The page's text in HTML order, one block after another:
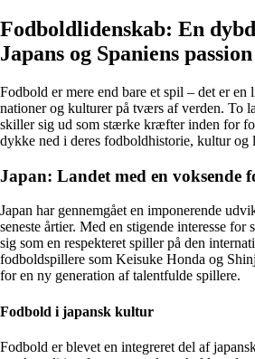
Fodboldlidenskab: En
Japans og Spaniens
Fodbold er mere end bare et spil – det er en
nationer og kulturer på tværs af verden. To
skiller sig ud som stærke kræfter inden for
dykke ned i deres fodboldhistorie, kultur og
Japan: Landet med en voksende
Japan har gennemgået en imponerende
seneste årtier. Med en stigende interesse for
sig som en respekteret spiller på den
fodboldspillere som Keisuke Honda og
for en ny generation af talentfulde spillere.
Fodbold i japansk kultur
Fodbold er blevet en integreret del af